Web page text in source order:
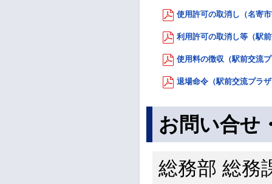
使用許可の取消し（名寄
利用許可の取消し等（駅
使用料の徴収（駅前交流
退場命令（駅前交流プラ
お問い合せ
総務部 総務